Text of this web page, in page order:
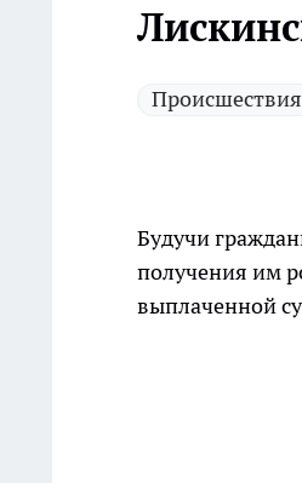
Происшествия
Будучи
получения им
выплаченной